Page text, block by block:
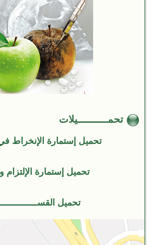
تحمــــــــــيلات
تحميل إستمارة الإنخراط في
تحميل إستمارة الإلتزام
تحميل